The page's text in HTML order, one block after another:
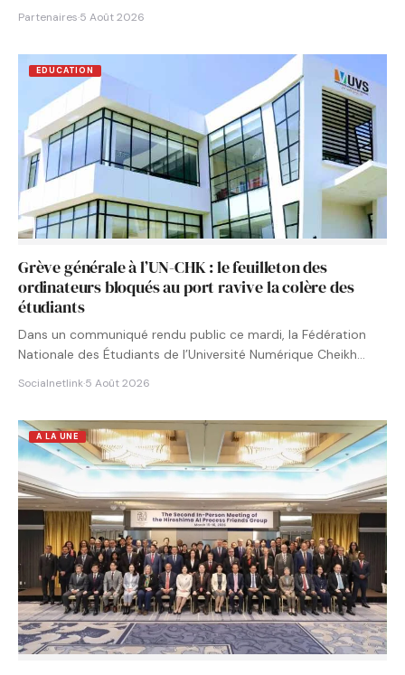
Partenaires·5 Août 2026
EDUCATION
Grève générale à l’UN-CHK : le feuilleton des
ordinateurs bloqués au port ravive la colère des
étudiants
Dans un communiqué rendu public ce mardi, la Fédération
Nationale des Étudiants de l’Université Numérique Cheikh
Socialnetlink·5 Août 2026
A LA UNE